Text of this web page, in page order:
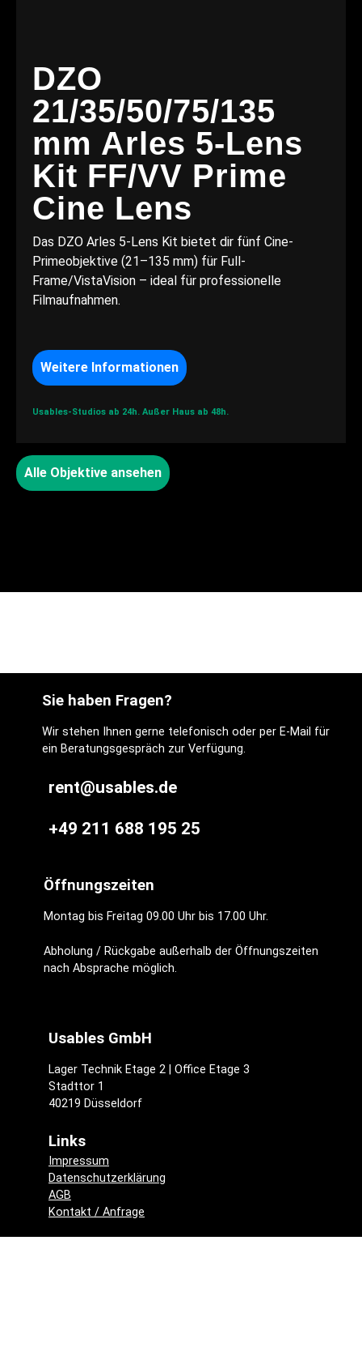
DZO
21/35/50/75/135
mm Arles 5-Lens
Kit FF/VV Prime
Cine Lens
Das DZO Arles 5-Lens Kit bietet dir fünf Cine-
Primeobjektive (21–135 mm) für Full-
Frame/VistaVision – ideal für professionelle
Filmaufnahmen.
Weitere Informationen
Usables-Studios ab 24h. Außer Haus ab 48h.
Alle Objektive ansehen
Sie haben Fragen?
Wir stehen Ihnen gerne telefonisch oder per E-Mail für
ein Beratungsgespräch zur Verfügung.
rent@usables.de
+49 211 688 195 25
Öffnungszeiten
Montag bis Freitag 09.00 Uhr bis 17.00 Uhr.
Abholung / Rückgabe außerhalb der Öffnungszeiten
nach Absprache möglich.
Usables GmbH
Lager Technik Etage 2 | Office Etage 3
Stadttor 1
40219 Düsseldorf
Links
Impressum
Datenschutzerklärung
AGB
Kontakt / Anfrage